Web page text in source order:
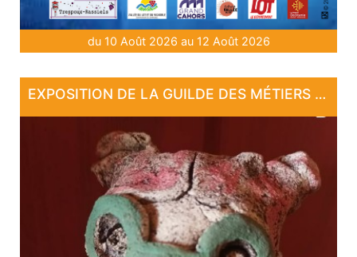
du 10 Août 2026 au 12 Août 2026
EXPOSITION DE LA GUILDE DES MÉTIERS D'ARTS